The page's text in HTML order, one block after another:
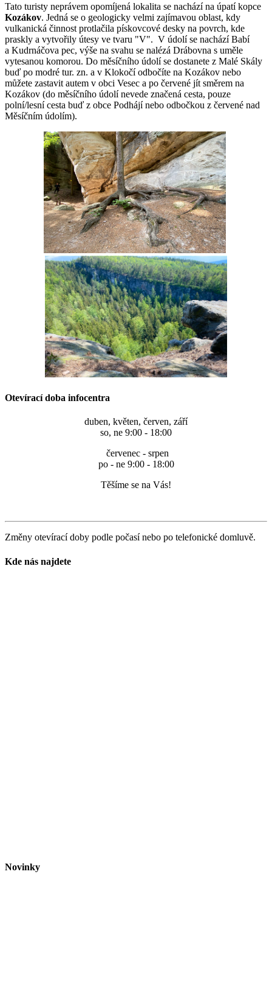
Tato turisty neprávem opomíjená lokalita se nachází na úpatí kopce
Kozákov. Jedná se o geologicky velmi zajímavou oblast, kdy
vulkanická činnost protlačila pískovcové desky na povrch, kde
praskly a vytvořily útesy ve tvaru "V". V údolí se nachází Babí
a Kudrnáčova pec, výše na svahu se nalézá Drábovna s uměle
vytesanou komorou. Do měsíčního údolí se dostanete z Malé Skály
buď po modré tur. zn. a v Klokočí odbočíte na Kozákov nebo
můžete zastavit autem v obci Vesec a po červené jít směrem na
Kozákov (do měsíčního údolí nevede značená cesta, pouze
polní/lesní cesta buď z obce Podhájí nebo odbočkou z červené nad
Měsíčním údolím).
Otevírací doba infocentra
duben, květen, červen, září
so, ne 9:00 - 18:00
červenec - srpen
po - ne 9:00 - 18:00
Těšíme se na Vás!
Změny otevírací doby podle počasí nebo po telefonické domluvě.
Kde nás najdete
Novinky